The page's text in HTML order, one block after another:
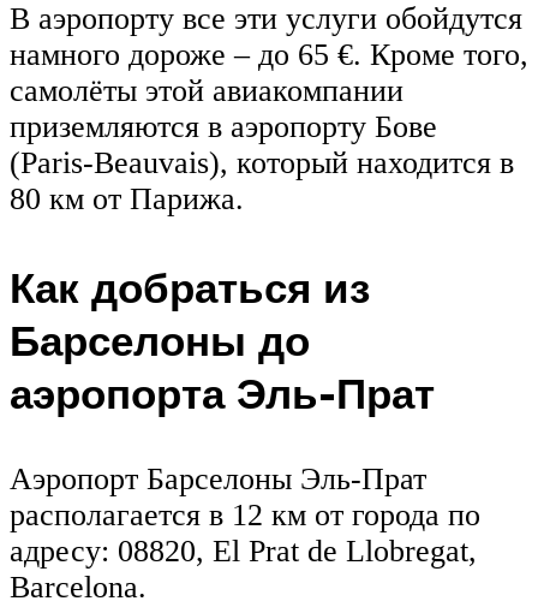
В аэропорту все эти услуги обойдутся
намного дороже – до 65 €. Кроме того,
самолёты этой авиакомпании
приземляются в аэропорту Бове
(Paris-Beauvais), который находится в
80 км от Парижа.
Как добраться из
Барселоны до
аэропорта Эль-Прат
Аэропорт Барселоны Эль-Прат
располагается в 12 км от города по
адресу: 08820, El Prat de Llobregat,
Barcelona.